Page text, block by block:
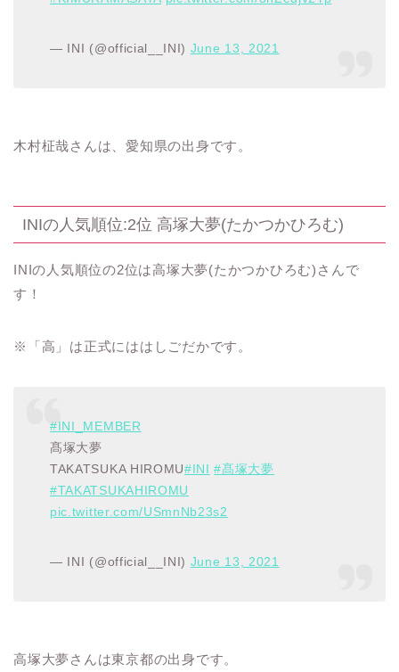
— INI (@official__INI) June 13, 2021
木村柾哉さんは、愛知県の出身です。
INIの人気順位:2位 高塚大夢(たかつかひろむ)
INIの人気順位の2位は高塚大夢(たかつかひろむ)さんで
す！
※「高」は正式にははしごだかです。
#INI_MEMBER
髙塚大夢
TAKATSUKA HIROMU#INI
#髙塚大夢
#TAKATSUKAHIROMU
pic.twitter.com/USmnNb23s2
— INI (@official__INI) June 13, 2021
高塚大夢さんは東京都の出身です。